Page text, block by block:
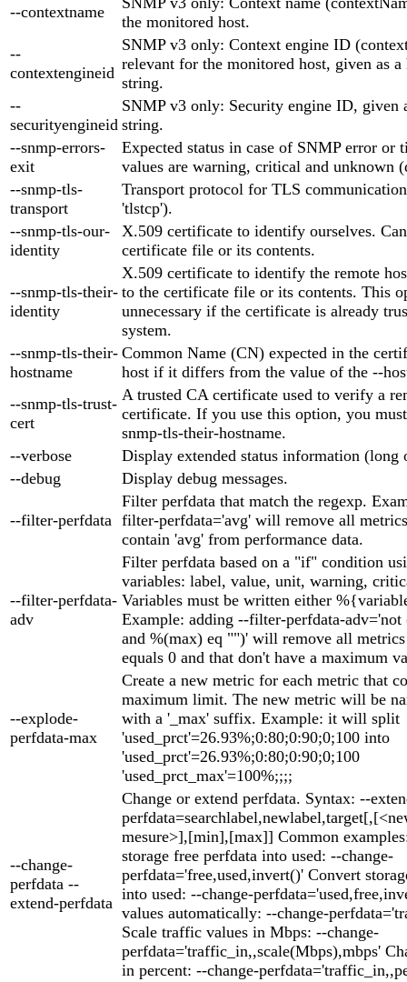
--contextname
the monitored host.
--
contextengineid
SNMP v3 only: Context engine ID
relevant for the monitored host, given as a
string.
--
securityengineid
SNMP v3 only: Security engine ID, given
string.
--snmp-errors-
exit
Expected status in case of SNMP error or
values are warning, critical and unknown
--snmp-tls-
transport
Transport protocol for TLS
'tlstcp').
--snmp-tls-our-
identity
X.509 certificate to identify ourselves.
certificate file or its contents.
--snmp-tls-their-
identity
X.509 certificate to identify the remote
to the certificate file or its contents. This
unnecessary if the certificate is already
system.
--snmp-tls-their-
hostname
Common Name (CN) expected in the
host if it differs from the value of the --
--snmp-tls-trust-
cert
A trusted CA certificate used to verify a
certificate. If you use this option, you
snmp-tls-their-hostname.
--verbose
Display extended status information (long
--debug
Display debug messages.
--filter-perfdata
Filter perfdata that match the regexp.
filter-perfdata='avg' will remove all
contain 'avg' from performance data.
--filter-perfdata-
adv
Filter perfdata based on a "if" condition
variables: label, value, unit, warning,
Variables must be written either
Example: adding --filter-perfdata-
and %(max) eq "")' will remove all
equals 0 and that don't have a maximum
--explode-
perfdata-max
Create a new metric for each metric that
maximum limit. The new metric will be
with a '_max' suffix. Example: it will split
'used_prct'=26.93%;0:80;0:90;0;100 into
'used_prct'=26.93%;0:80;0:90;0;100
'used_prct_max'=100%;;;;
--change-
perfdata --
extend-perfdata
Change or extend perfdata. Syntax: --
mesure>],[min],[max]] Common
storage free perfdata into used: --change-
perfdata='free,used,invert()' Convert
into used: --change-
values automatically: --change-
Scale traffic values in Mbps: --change-
perfdata='traffic_in,,scale(Mbps),mbps'
in percent: --change-